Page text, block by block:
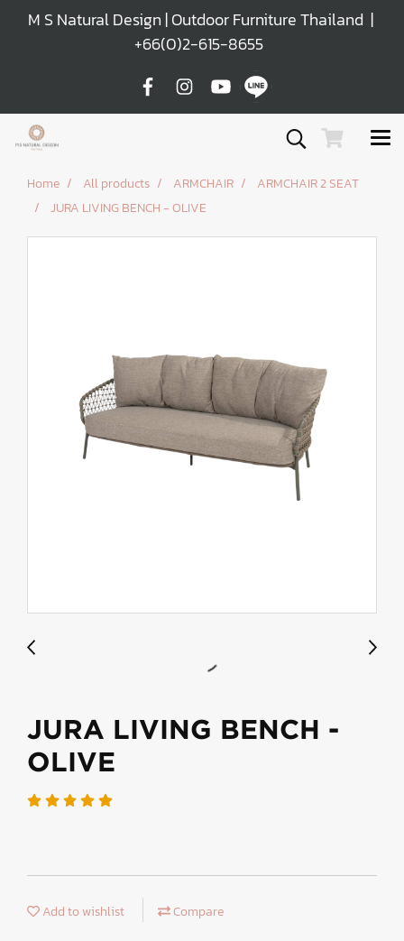
M S Natural Design | Outdoor Furniture Thailand |
+66(0)2-615-8655
Home All products ARMCHAIR
ARMCHAIR 2 SEAT
JURA LIVING BENCH - OLIVE
JURA LIVING BENCH -
OLIVE
Add to wishlist Compare